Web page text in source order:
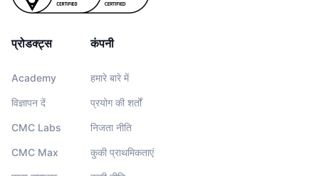
प्रोडक्ट्स
Academy
विज्ञापन दें
CMC Labs
CMC Max
कंपनी
हमारे बारे में
प्रयोग की शर्तों
निजता नीति
कुकी प्राथमिकताएं